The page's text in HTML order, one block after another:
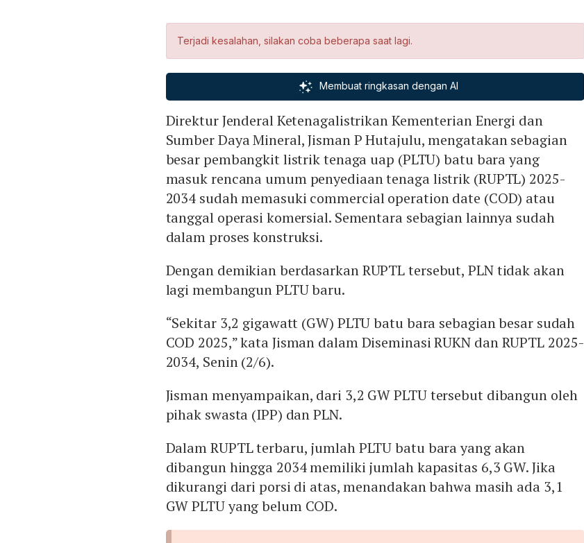
Terjadi kesalahan, silakan coba beberapa saat lagi.
Membuat ringkasan dengan AI
Direktur Jenderal Ketenagalistrikan Kementerian Energi dan
Sumber Daya Mineral, Jisman P Hutajulu, mengatakan sebagian
besar pembangkit listrik tenaga uap (PLTU) batu bara yang
masuk rencana umum penyediaan tenaga listrik (RUPTL) 2025-
2034 sudah memasuki commercial operation date (COD) atau
tanggal operasi komersial. Sementara sebagian lainnya sudah
dalam proses konstruksi.
Dengan demikian berdasarkan RUPTL tersebut, PLN tidak akan
lagi membangun PLTU baru.
“Sekitar 3,2 gigawatt (GW) PLTU batu bara sebagian besar sudah
COD 2025,” kata Jisman dalam Diseminasi RUKN dan RUPTL 2025-
2034, Senin (2/6).
Jisman menyampaikan, dari 3,2 GW PLTU tersebut dibangun oleh
pihak swasta (IPP) dan PLN.
Dalam RUPTL terbaru, jumlah PLTU batu bara yang akan
dibangun hingga 2034 memiliki jumlah kapasitas 6,3 GW. Jika
dikurangi dari porsi di atas, menandakan bahwa masih ada 3,1
GW PLTU yang belum COD.